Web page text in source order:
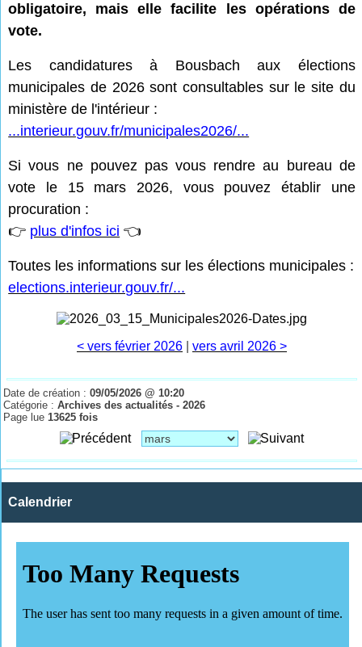
obligatoire, mais elle facilite les opérations de
vote.
Les candidatures à Bousbach aux élections
municipales de 2026 sont consultables sur le site du
ministère de l'intérieur :
...interieur.gouv.fr/municipales2026/...
Si vous ne pouvez pas vous rendre au bureau de
vote le 15 mars 2026, vous pouvez établir une
procuration :
👉 plus d'infos ici 👈
Toutes les informations sur les élections municipales :
elections.interieur.gouv.fr/...
< vers février 2026 vers avril 2026 >
Date de création :09/05/2026 @ 10:20
Catégorie :Archives des actualités - 2026
Page lue13625 fois
Calendrier